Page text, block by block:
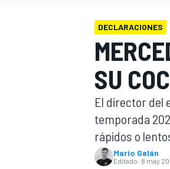
DECLARACIONES
SU
El director del
temporada
rápidos o
Mario Galán
Editado: 8 may